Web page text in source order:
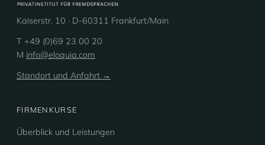
Kaiserstr. 10 · D-60311 Frankfurt/Main
T +49 (0)69 23 00 20
M info@eloquia.com
Standort und Anfahrt →
FIRMENKURSE
Überblick und Leistungen